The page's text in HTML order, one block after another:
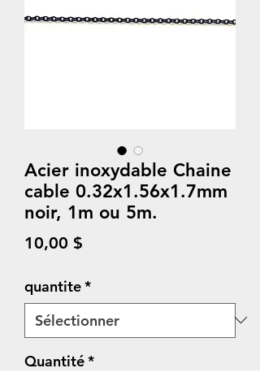
Acier inoxydable Chaine
cable 0.32x1.56x1.7mm
noir, 1m ou 5m.
10,00 $
quantite*
Quantité*